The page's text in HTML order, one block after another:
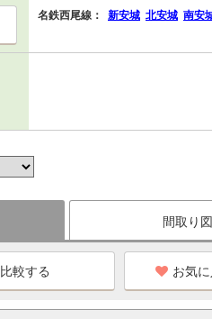
名鉄西尾線： 新安城 北安城 南安
間取り
お気